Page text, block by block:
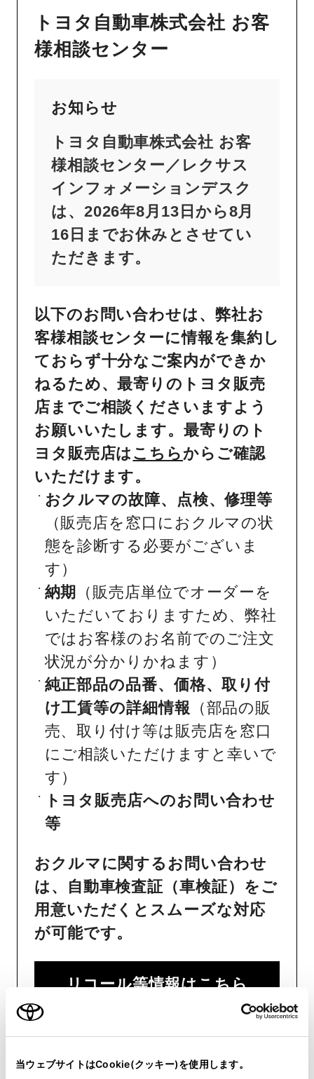
当ウェブサイトはCookie(クッキー)を使用します。
トヨタ自動車株式会社 お客
様相談センター
お知らせ
トヨタ自動車株式会社 お客
様相談センター／レクサス
インフォメーションデスク
は、2026年8月13日から8月
16日までお休みとさせてい
ただきます。
以下のお問い合わせは、弊社お
客様相談センターに情報を集約し
ておらず十分なご案内ができか
ねるため、最寄りのトヨタ販売
店までご相談くださいますよう
お願いいたします。最寄りのト
ヨタ販売店はこちら からご確認
いただけます。
おクルマの故障、点検、修理等
（販売店を窓口におクルマの状
態を診断する必要がございま
す）
納期
（販売店単位でオーダーを
いただいておりますため、弊社
ではお客様のお名前でのご注文
状況が分かりかねます）
純正部品の品番、価格、取り付
け工賃等の詳細情報 （部品の販
売、取り付け等は販売店を窓口
にご相談いただけますと幸いで
す）
トヨタ販売店へのお問い合わせ
等
おクルマに関するお問い合わせ
は、自動車検査証（車検証）をご
用意いただくとスムーズな対応
が可能です。
リコール等情報はこちら